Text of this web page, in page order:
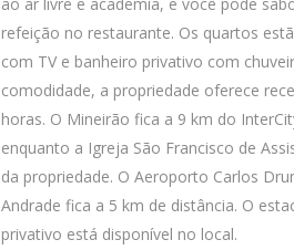
refeição no restaurante. Os quartos
com TV e banheiro privativo com
comodidade, a propriedade oferece
horas. O Mineirão fica a 9 km do
enquanto a Igreja São Francisco de
da propriedade. O Aeroporto Carlos
Andrade fica a 5 km de distância. O
privativo está disponível no local.